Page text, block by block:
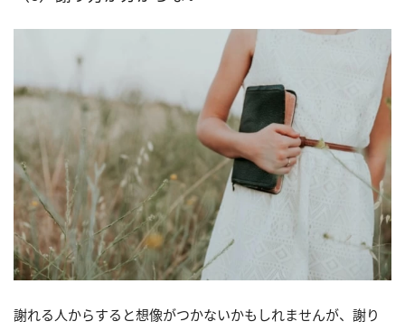
謝れる人からすると想像がつかないかもしれませんが、謝り